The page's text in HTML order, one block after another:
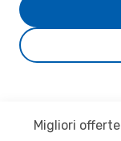
Migliori offerte